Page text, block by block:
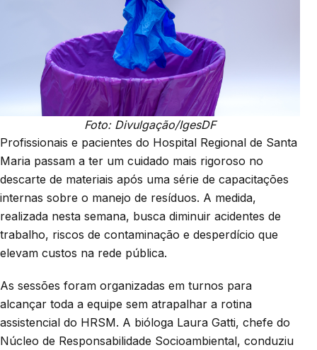
Foto: Divulgação/IgesDF
Profissionais e pacientes do Hospital Regional de Santa
Maria passam a ter um cuidado mais rigoroso no
descarte de materiais após uma série de capacitações
internas sobre o manejo de resíduos. A medida,
realizada nesta semana, busca diminuir acidentes de
trabalho, riscos de contaminação e desperdício que
elevam custos na rede pública.
As sessões foram organizadas em turnos para
alcançar toda a equipe sem atrapalhar a rotina
assistencial do HRSM. A bióloga Laura Gatti, chefe do
Núcleo de Responsabilidade Socioambiental, conduziu